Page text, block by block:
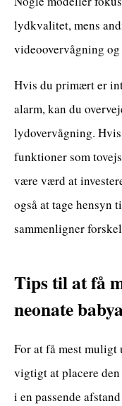
lydkvalitet, mens
videoovervågning
Hvis du primært er
alarm, kan du
lydovervågning.
funktioner som
være værd at
også at tage hensyn
sammenligner
Tips til at få
neonate
For at få mest muligt
vigtigt at placere
i en passende